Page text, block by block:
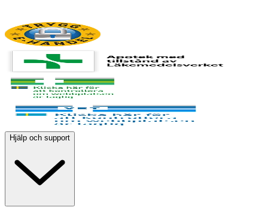
Hjälp och support